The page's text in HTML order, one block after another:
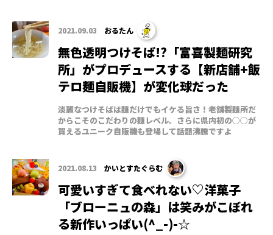
2021.09.03 おるたん
無色透明つけそば!?「富喜製麺研究
所」がプロデュースする【新店舗+飯
テロ麺自販機】が変化球だった
淡麗なつけそばは麺だけでもイケる旨さ！老舗製麺所だ
からこそのこだわりの麺レベル。さらに県内初の○○が
買えるユニーク自販機も登場して話題沸騰ですよ
2021.08.13 かいとすたぐらむ
可愛いすぎて食べれない♡洋菓子
「ブローニュの森」は笑みがこぼれ
る新作いっぱい(^_-)-☆